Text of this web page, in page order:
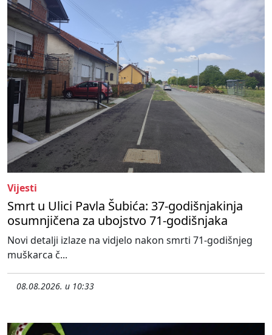
Vijesti
Smrt u Ulici Pavla Šubića: 37-godišnjakinja
osumnjičena za ubojstvo 71-godišnjaka
Novi detalji izlaze na vidjelo nakon smrti 71-godišnjeg
muškarca č...
08.08.2026. u 10:33